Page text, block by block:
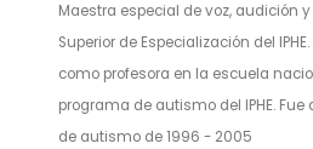
Maestra especial de voz, audición
Superior de Especialización del
como profesora en la escuela
programa de autismo del IPHE.
de autismo de 1996 - 2005